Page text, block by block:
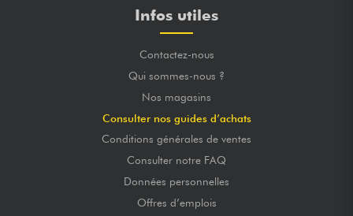
Infos utiles
Contactez-nous
Qui sommes-nous ?
Nos magasins
Consulter nos guides d’achats
Conditions générales de ventes
Consulter notre FAQ
Données personnelles
Offres d’emplois